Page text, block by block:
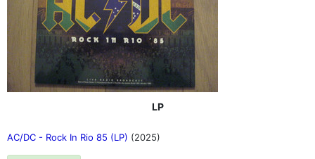
LP
AC/DC - Rock In Rio 85 (LP) (2025)